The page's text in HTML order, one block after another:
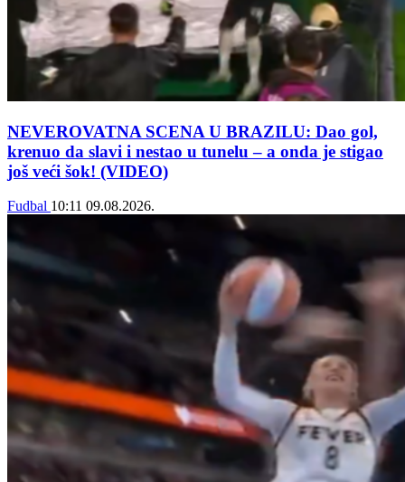
NEVEROVATNA SCENA U BRAZILU: Dao gol,
krenuo da slavi i nestao u tunelu – a onda je stigao
još veći šok! (VIDEO)
Fudbal 10:11 09.08.2026.